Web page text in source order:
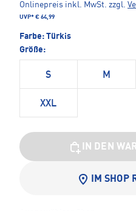
Onlinepreis inkl. MwSt. zzgl.
UVP* € 64,99
Farbe: Türkis
Größe:
S M
XXL
IN DEN
IM SHOP